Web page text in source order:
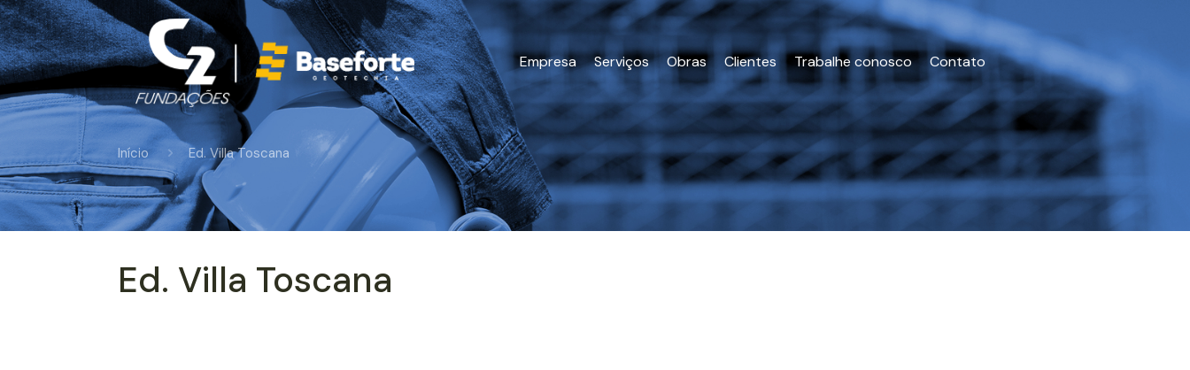
Empresa Serviços Obras Clientes Trabalhe conosco Contato
Início Ed. Villa Toscana
Ed. Villa Toscana